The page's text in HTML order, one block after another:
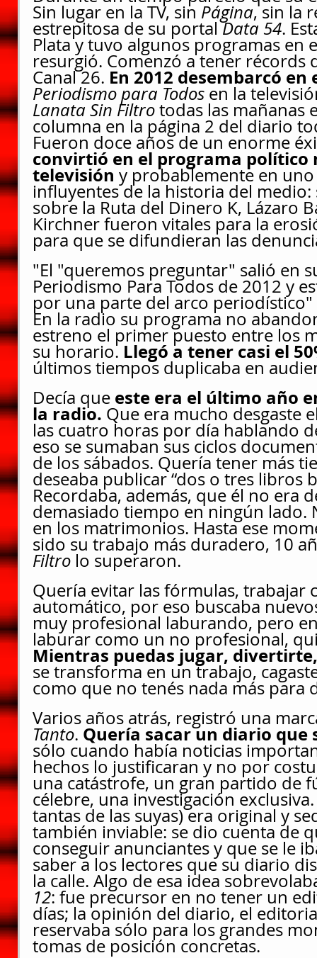
Sin lugar en la TV, sin Página, sin la
estrepitosa de su portal Data 54.
Plata y tuvo algunos programas en
resurgió. Comenzó a tener récords
Canal 26. En 2012 desembarcó
Periodismo para Todos en la
Lanata Sin Filtro todas las mañanas
columna en la página 2 del diario
Fueron doce años de un enorme
convirtió en el programa político
televisión y probablemente en
influyentes de la historia del
sobre la Ruta del Dinero K, Lázaro
Kirchner fueron vitales para la
para que se difundieran las
"El "queremos preguntar" salió en
Periodismo Para Todos de 2012 y
por una parte del arco periodístico"
En la radio su programa no
estreno el primer puesto entre los
su horario. Llegó a tener casi el
últimos tiempos duplicaba en
Decía que este era el último año
la radio. Que era mucho desgaste
las cuatro horas por día hablando
eso se sumaban sus ciclos
de los sábados. Quería tener más
deseaba publicar “dos o tres libros
Recordaba, además, que él no era
demasiado tiempo en ningún lado.
en los matrimonios. Hasta ese
sido su trabajo más duradero, 10
Filtro lo superaron.
Quería evitar las fórmulas, trabajar
automático, por eso buscaba
muy profesional laburando, pero
laburar como un no profesional,
Mientras puedas jugar,
se transforma en un trabajo,
como que no tenés nada más para
Varios años atrás, registró una
Tanto. Quería sacar un diario
sólo cuando había noticias
hechos lo justificaran y no por
una catástrofe, un gran partido de
célebre, una investigación
tantas de las suyas) era original y
también inviable: se dio cuenta de
conseguir anunciantes y que se le
saber a los lectores que su diario
la calle. Algo de esa idea
12: fue precursor en no tener un
días; la opinión del diario, el
reservaba sólo para los grandes
tomas de posición concretas.